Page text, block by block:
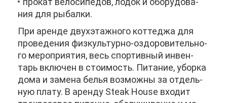
ния для ры­бал­ки.
При арен­де двух­этаж­но­го кот­те­джа для
про­ве­де­ния физ­куль­тур­но-оздо­ро­ви­тель­но­
го ме­ро­при­я­тия, весь спор­тив­ный ин­вен­
тарь вклю­чен в сто­и­мость. Пи­та­ние, убор­ка
до­ма и за­ме­на бе­лья воз­мож­ны за от­дель­
ную пла­ту. В арен­ду Steak House вхо­дит